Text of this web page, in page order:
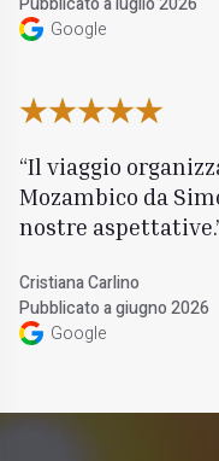
Google
Il viaggio
Mozambico da
nostre aspettative.
Cristiana Carlino
Pubblicato a giugno 2026
Google